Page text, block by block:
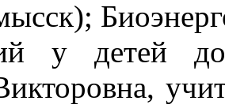
у детей